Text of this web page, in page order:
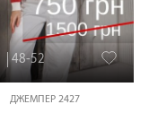
48-52
ДЖЕМПЕР 2427